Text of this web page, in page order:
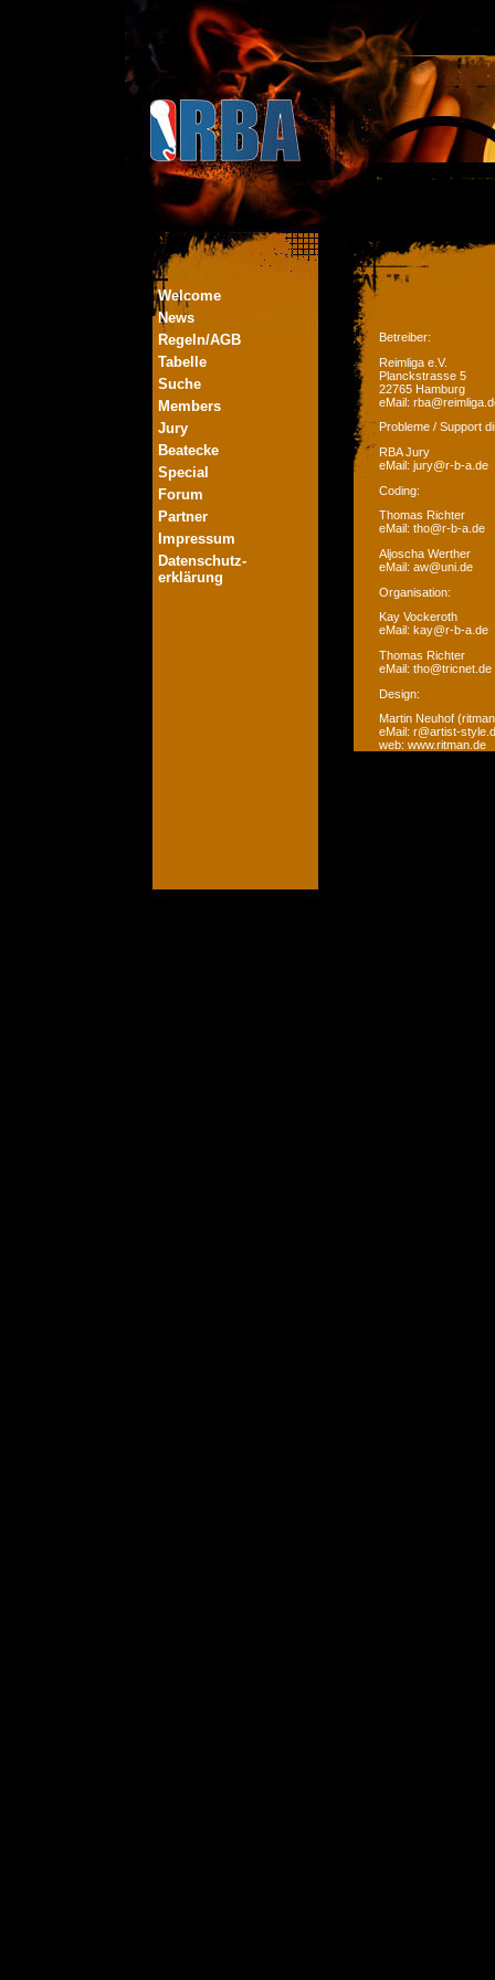
Welcome
News
Regeln/AGB
Tabelle
Suche
Members
Jury
Beatecke
Special
Forum
Partner
Impressum
Datenschutz-
erklärung
Betreiber:
Reimliga e.V.
Planckstrasse 5
22765 Hamburg
eMail:
Probleme / Support
RBA Jury
eMail: jury@r-b-a.de
Coding:
Thomas Richter
eMail: tho@r-b-a.de
Aljoscha Werther
eMail: aw@uni.de
Organisation:
Kay Vockeroth
eMail: kay@r-b-a.de
Thomas Richter
eMail: tho@tricnet.de
Design:
Martin Neuhof
eMail: r@artist-
web: www.ritman.de